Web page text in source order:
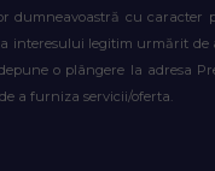
dumneavoastră cu caracter
interesului legitim urmărit
o plângere la adresa
a furniza servicii/oferta.